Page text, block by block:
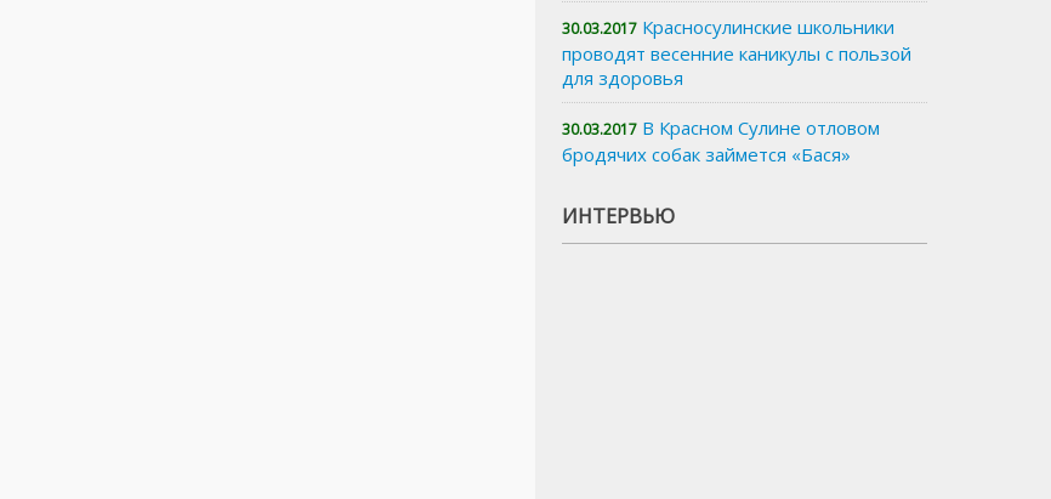
30.03.2017 Красносулинские школьники
проводят весенние каникулы с пользой
для здоровья
30.03.2017 В Красном Сулине отловом
бродячих собак займется «Бася»
ИНТЕРВЬЮ